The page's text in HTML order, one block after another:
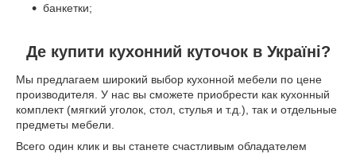
банкетки;
Де купити кухонний куточок в Україні?
Мы предлагаем широкий выбор кухонной мебели по цене
производителя. У нас вы сможете приобрести как кухонный
комплект (мягкий уголок, стол, стулья и т.д.), так и отдельные
предметы мебели.
Всего один клик и вы станете счастливым обладателем